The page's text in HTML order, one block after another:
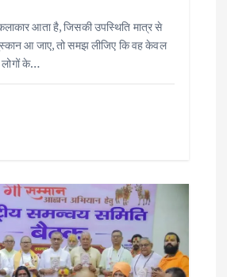
आता है, जिसकी उपस्थिति मात्र से
आ जाए, तो समझ लीजिए कि वह केवल
लोगों के…